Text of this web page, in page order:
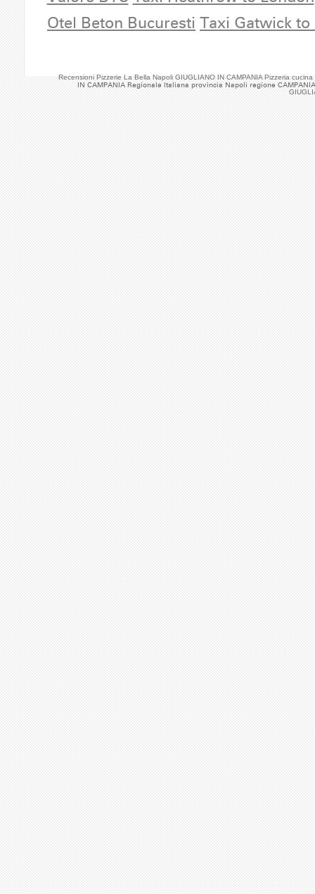
Recensioni Pizzerie La Bella Napoli GIUGLIANO IN CAMPANIA Pizzeria
IN CAMPANIA Regionale Italiana provincia Napoli regione
Otel Beton Bucuresti Taxi Gatwick to